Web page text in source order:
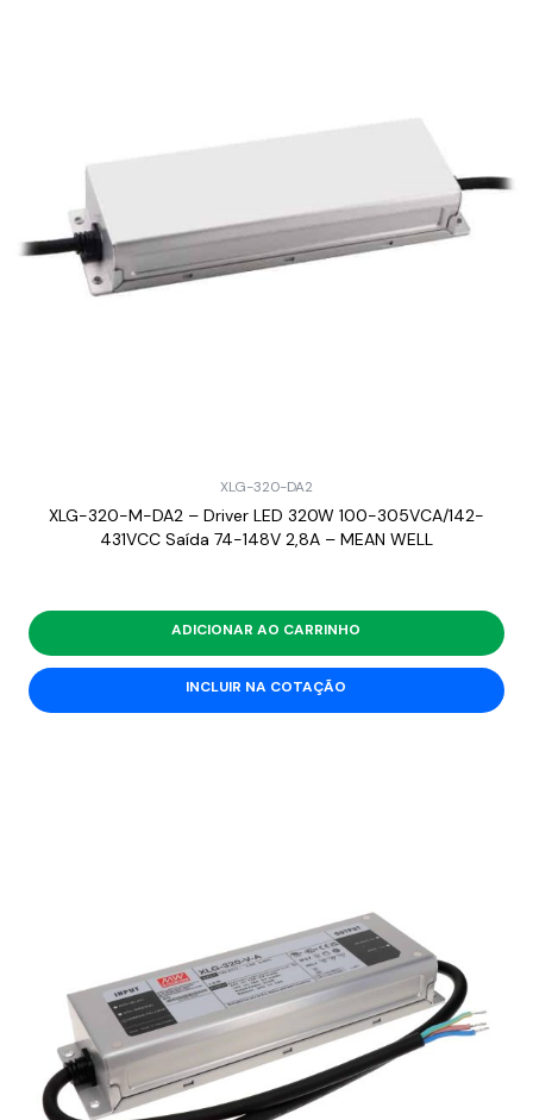
XLG-320-DA2
XLG-320-M-DA2 – Driver LED 320W 100-305VCA/142-
431VCC Saída 74-148V 2,8A – MEAN WELL
ADICIONAR AO CARRINHO
INCLUIR NA COTAÇÃO